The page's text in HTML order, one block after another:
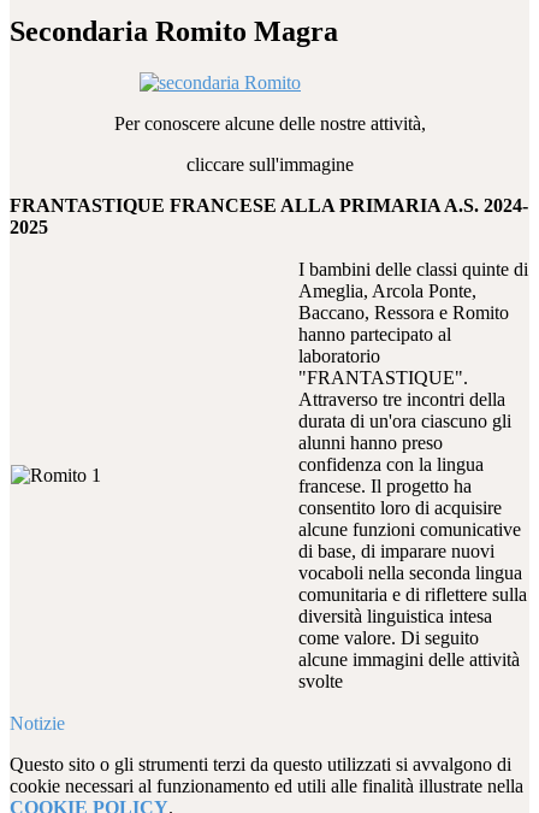
Secondaria Romito Magra
Per conoscere alcune delle nostre attività,
cliccare sull'immagine
FRANTASTIQUE FRANCESE ALLA PRIMARIA A.S. 2024-
2025
I bambini delle classi quinte di
Ameglia, Arcola Ponte,
Baccano, Ressora e Romito
hanno partecipato al
laboratorio
"FRANTASTIQUE".
Attraverso tre incontri della
durata di un'ora ciascuno gli
alunni hanno preso
confidenza con la lingua
francese. Il progetto ha
consentito loro di acquisire
alcune funzioni comunicative
di base, di imparare nuovi
vocaboli nella seconda lingua
comunitaria e di riflettere sulla
diversità linguistica intesa
come valore. Di seguito
alcune immagini delle attività
svolte
Notizie
Questo sito o gli strumenti terzi da questo utilizzati si avvalgono di
cookie necessari al funzionamento ed utili alle finalità illustrate nella
COOKIE POLICY.